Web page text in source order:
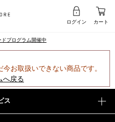
ログイン カート
ドプログラム開催中
お取扱いできない商品です。
へ戻る
ス